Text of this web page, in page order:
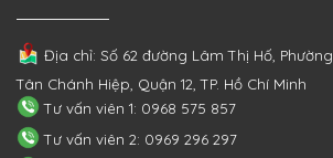
Địa chỉ: Số 62 đường Lâm Thị Hố, Phường
Tân Chánh Hiệp, Quận 12, TP. Hồ Chí Minh
Tư vấn viên 1: 0968 575 857
Tư vấn viên 2: 0969 296 297